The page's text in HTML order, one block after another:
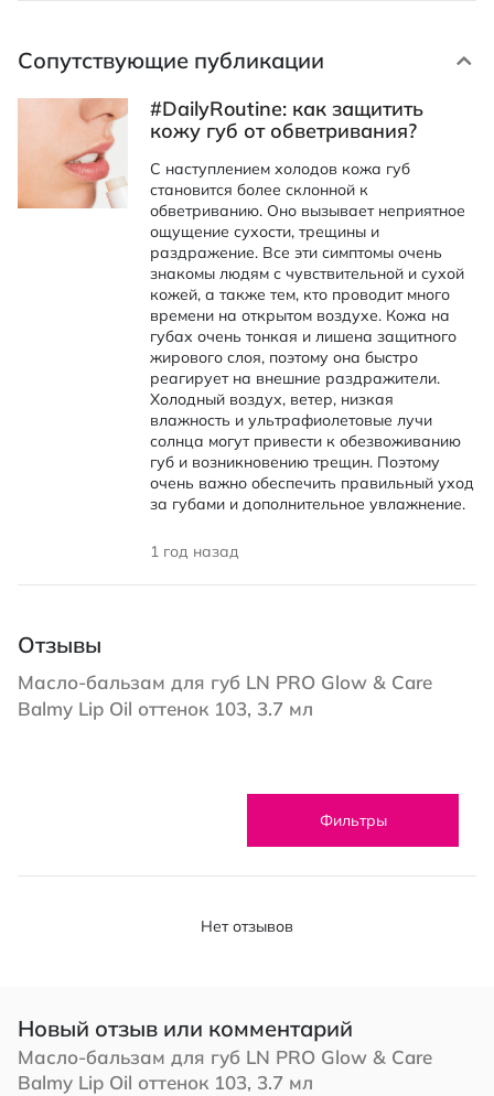
Сопутствующие публикации
#DailyRoutine: как защитить
кожу губ от обветривания?
С наступлением холодов кожа губ
становится более склонной к
обветриванию. Оно вызывает неприятное
ощущение сухости, трещины и
раздражение. Все эти симптомы очень
знакомы людям с чувствительной и сухой
кожей, а также тем, кто проводит много
времени на открытом воздухе. Кожа на
губах очень тонкая и лишена защитного
жирового слоя, поэтому она быстро
реагирует на внешние раздражители.
Холодный воздух, ветер, низкая
влажность и ультрафиолетовые лучи
солнца могут привести к обезвоживанию
губ и возникновению трещин. Поэтому
очень важно обеспечить правильный уход
за губами и дополнительное увлажнение.
1 год назад
Отзывы
Масло-бальзам для губ LN PRO Glow & Care
Balmy Lip Oil оттенок 103, 3.7 мл
Фильтры
Нет отзывов
Новый отзыв или комментарий
Масло-бальзам для губ LN PRO Glow & Care
Balmy Lip Oil оттенок 103, 3.7 мл